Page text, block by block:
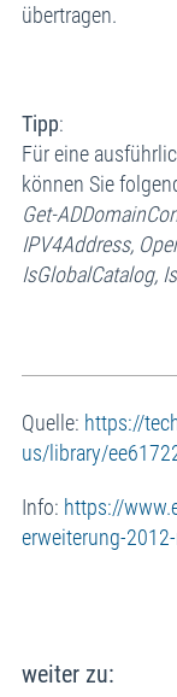
übertragen.
Tipp:
Für eine
können Sie
Get-
IPV4Address,
IsGlobalCatalog,
Quelle: https://
us/library/
Info: https://
erweiterung-
weiter zu: